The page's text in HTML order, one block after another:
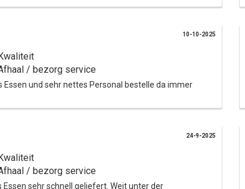
/ bezorg service
Essen und sehr nettes Personal bestelle da immer
10-10-2025
/ bezorg service
Essen sehr schnell geliefert. Weit unter der
24-9-2025